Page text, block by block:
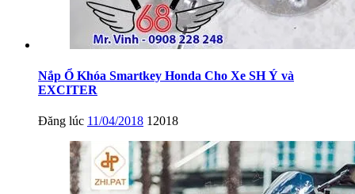
Nắp Ổ Khóa Smartkey Honda Cho Xe SH Ý và
EXCITER
Đăng lúc 11/04/2018 12018